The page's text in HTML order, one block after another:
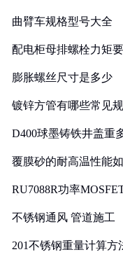
曲臂车规格型号大全
配电柜母排螺栓力矩
膨胀螺丝尺寸是多少
镀锌方管有哪些常见
D400球墨铸铁井盖重
覆膜砂的耐高温性能
RU7088R功率
不锈钢通风 管道施工
201不锈钢重量计算方